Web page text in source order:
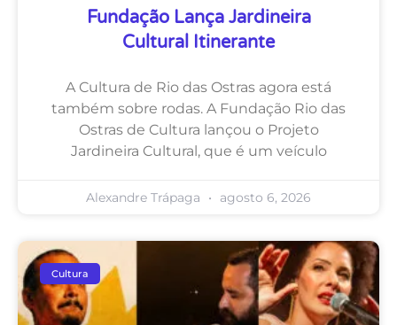
Fundação Lança Jardineira
Cultural Itinerante
A Cultura de Rio das Ostras agora está
também sobre rodas. A Fundação Rio das
Ostras de Cultura lançou o Projeto
Jardineira Cultural, que é um veículo
Alexandre Trápaga agosto 6, 2026
Cultura